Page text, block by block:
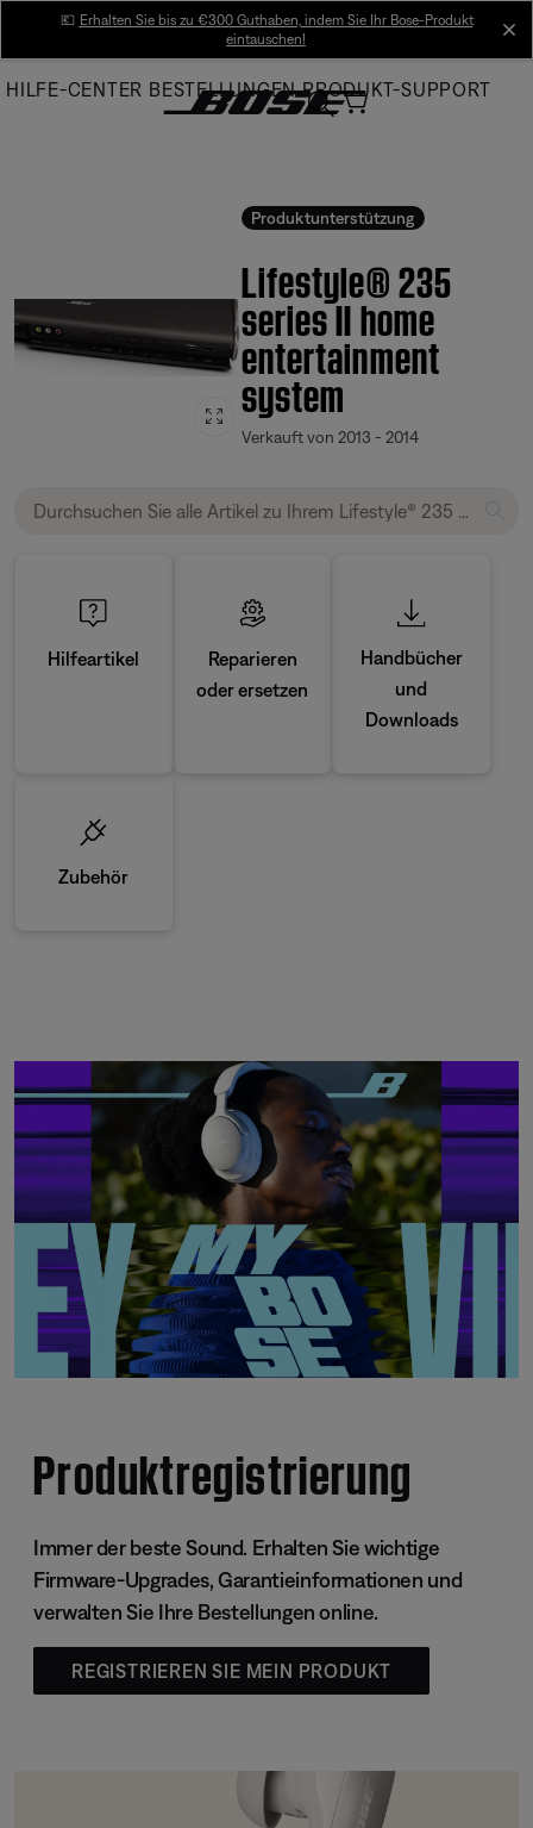
Main
💶 Erhalten Sie bis zu €300 Guthaben, indem Sie Ihr Bose-Produkt
eintauschen!
HILFE-CENTER BESTELLUNGEN PRODUKT-SUPPORT
Produktunterstützung
Lifestyle® 235
series II home
entertainment
system
Verkauft von 2013 - 2014
Hilfeartikel
Reparieren
oder ersetzen
Handbücher
und
Downloads
Zubehör
Produktregistrierung
Immer der beste Sound. Erhalten Sie wichtige
Firmware-Upgrades, Garantieinformationen und
verwalten Sie Ihre Bestellungen online.
REGISTRIEREN SIE MEIN PRODUKT